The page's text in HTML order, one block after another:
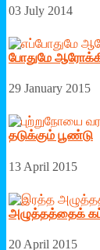
03 July 2014
போ­துமே
29 January 2015
தடுக்கும் பூண்டு
13 April 2015
அழுத்தத்தைக்
20 April 2015